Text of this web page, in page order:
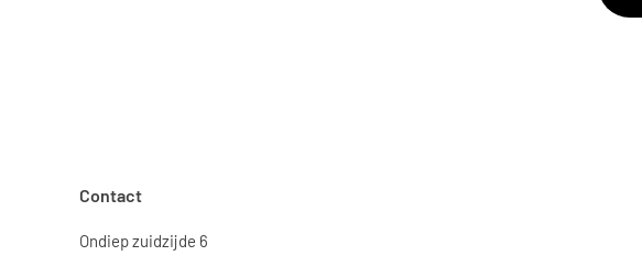
Contact
Ondiep zuidzijde 6